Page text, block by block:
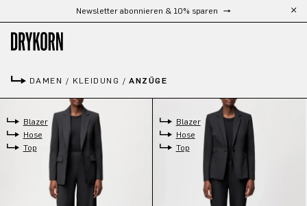
Zum Hauptinhalt springenKostenloser Versand ab 300 CHF
DAMEN / KLEIDUNG /ANZÜGE
Blazer
Hose
Top
Blazer
Hose
Top